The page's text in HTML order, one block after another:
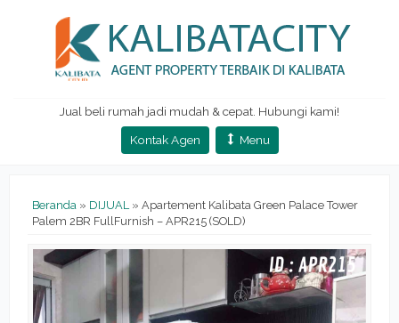
Jual beli rumah jadi mudah & cepat. Hubungi kami!
Kontak Agen
Menu
Beranda » DIJUAL» Apartement Kalibata Green Palace Tower
Palem 2BR FullFurnish – APR215 (SOLD)